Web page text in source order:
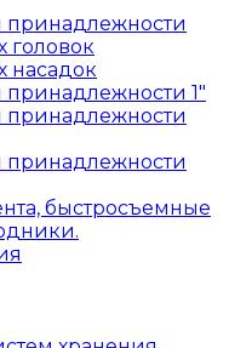
принадлежности
головок
насадок
1"
принадлежности
принадлежности
быстросъемные